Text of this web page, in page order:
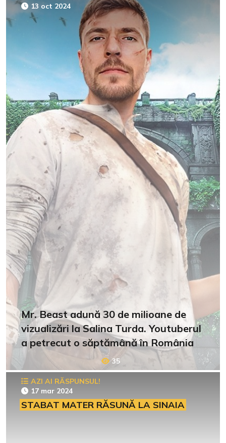
13 oct 2024
Mr. Beast adună 30 de milioane de
vizualizări la Salina Turda. Youtuberul
a petrecut o săptămână în România
35
AZI AI RĂSPUNSUL!
17 mar 2024
STABAT MATER RĂSUNĂ LA SINAIA